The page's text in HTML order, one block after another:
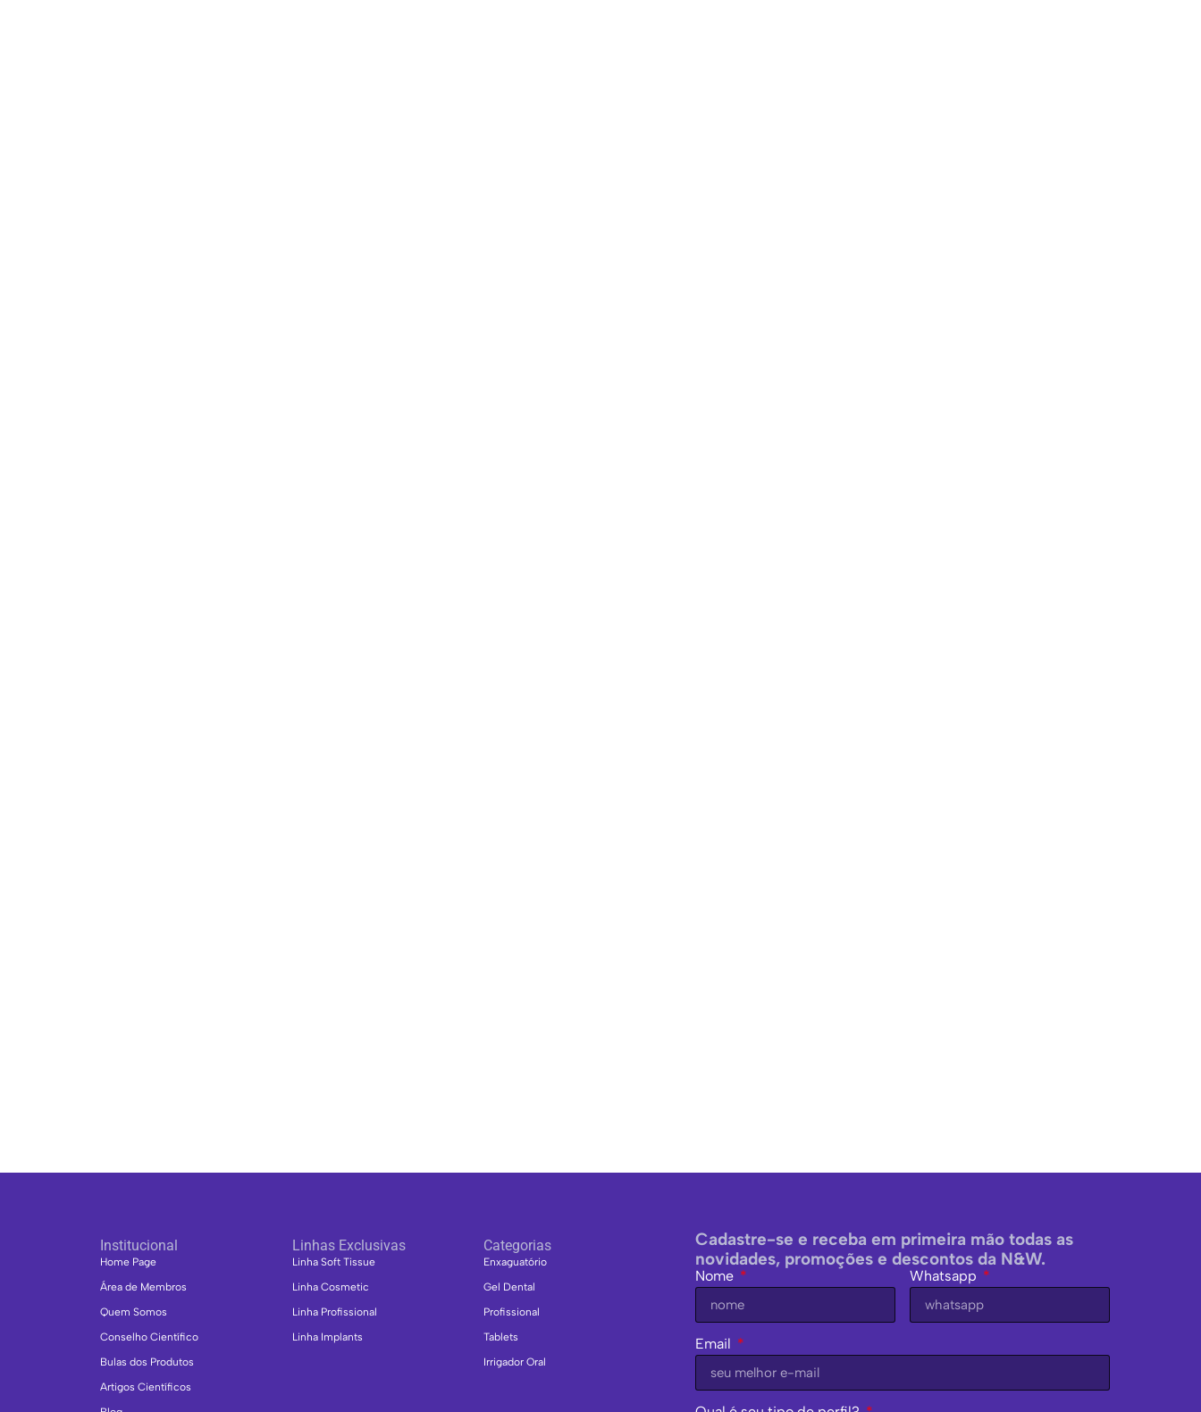
Institucional
Home Page
Área de Membros
Quem Somos
Conselho Científico
Bulas dos Produtos
Artigos Científicos
Linhas Exclusivas
Linha Soft Tissue
Linha Cosmetic
Linha Profissional
Linha Implants
Categorias
Enxaguatório
Gel Dental
Profissional
Tablets
Irrigador Oral
Cadastre-se e receba em primeira mão todas as
novidades, promoções e descontos da N&W.
Nome Whatsapp
Email